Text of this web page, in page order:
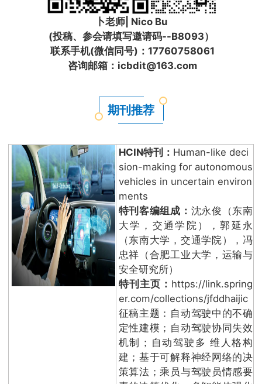
卜老师| Nico Bu
(投稿、参会请填写邀请码--B8093）
联系手机(微信同号)：17760758061
咨询邮箱：icbdit@163.com
期刊推荐
HCIN特刊： Human-like deci
sion-making for autonomous
vehicles in uncertain environ
ments
特刊客编组成： 沈永俊（东南
大学，交通学院），郭延永
（东南大学，交通学院），冯
忠祥（合肥工业大学，运输与
安全研究所）
特刊主页： https://link.spring
er.com/collections/jfddhaijic
征稿主题：自动驾驶中的不确
定性建模；自动驾驶协同失效
机制；自动驾驶多 维人格构
建；基于可解释神经网络的决
策算法；乘员与驾驶员情感要